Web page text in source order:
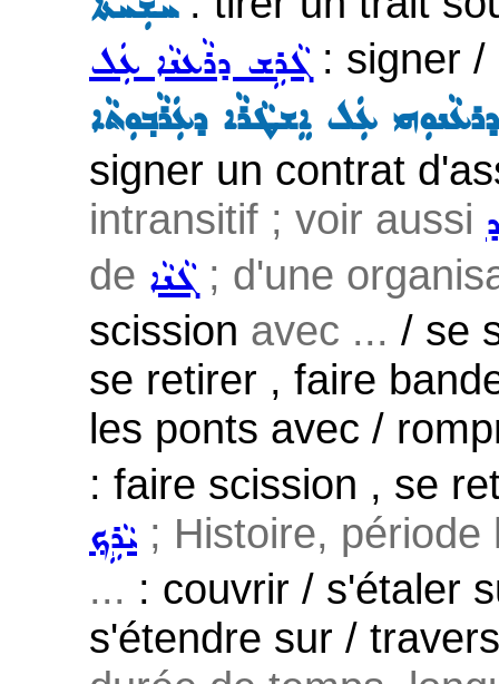
ܓܵܪܹܫ ܕܪܵܥܢܵܐ ܥܲܠ: signer /
ܕܪܥܵܢܘܼܗܝ ܥܲܠ ܐܸܫܛܵܪܵܐ ܕܥܲܪܵܒ݂ܘܼܬܵܐ
signer un contrat
intransitif ; voir aussi
de ܓܵܢܵܐ; d'une
scission avec ... / se
se retirer , faire
les ponts avec /
: faire scission , se
ܝܵܪܹܟ݂ ; Histoire,
... : couvrir / s'étaler
s'étendre sur /